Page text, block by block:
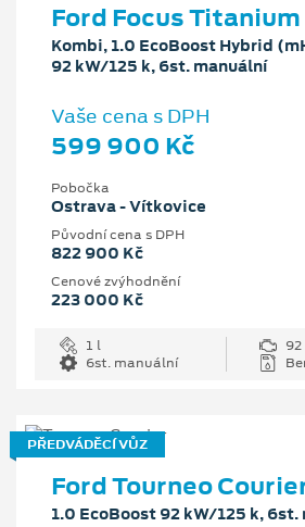
Ford Focus Titanium
Kombi, 1.0 EcoBoost Hybrid
92 kW/125 k, 6st. manuální
Vaše cena s DPH
599 900 Kč
Pobočka
Ostrava - Vítkovice
Původní cena s DPH
822 900 Kč
Cenové zvýhodnění
223 000 Kč
1 l
6st. manuální
PŘEDVÁDĚCÍ VŮZ
Ford Tourneo
1.0 EcoBoost 92 kW/125 k, 6st.